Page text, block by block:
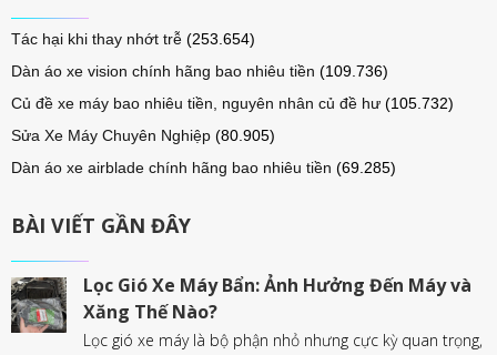
Tác hại khi thay nhớt trễ (253.654)
Dàn áo xe vision chính hãng bao nhiêu tiền (109.736)
Củ đề xe máy bao nhiêu tiền, nguyên nhân củ đề hư (105.732)
Sửa Xe Máy Chuyên Nghiệp (80.905)
Dàn áo xe airblade chính hãng bao nhiêu tiền (69.285)
BÀI VIẾT GẦN ĐÂY
Lọc Gió Xe Máy Bẩn: Ảnh Hưởng Đến Máy và
Xăng Thế Nào?
Lọc gió xe máy là bộ phận nhỏ nhưng cực kỳ quan trọng,